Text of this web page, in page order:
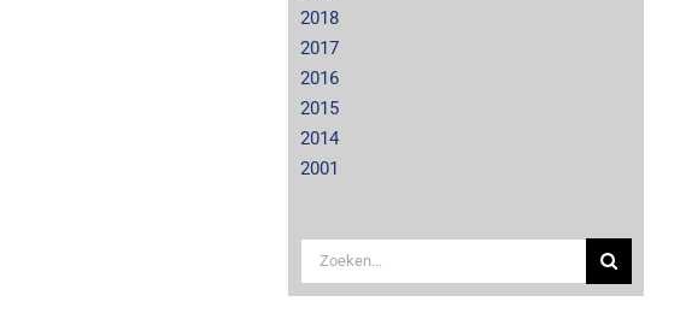
2018
2017
2016
2015
2014
2001
Zoeken
naar: